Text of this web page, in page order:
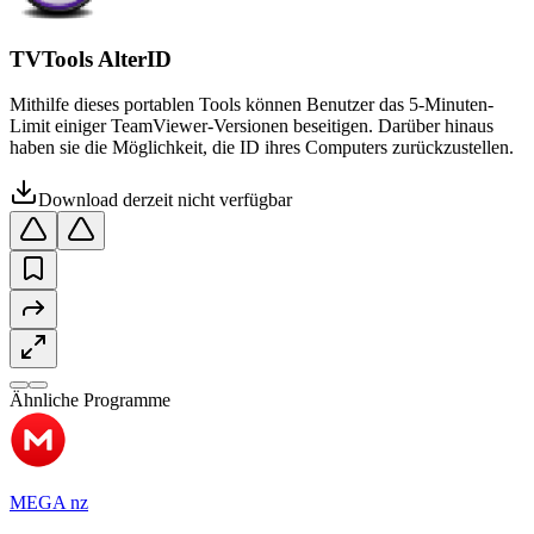
TVTools AlterID
Mithilfe dieses portablen Tools können Benutzer das 5-Minuten-
Limit einiger TeamViewer-Versionen beseitigen. Darüber hinaus
haben sie die Möglichkeit, die ID ihres Computers zurückzustellen.
Download derzeit nicht verfügbar
Ähnliche Programme
MEGA nz